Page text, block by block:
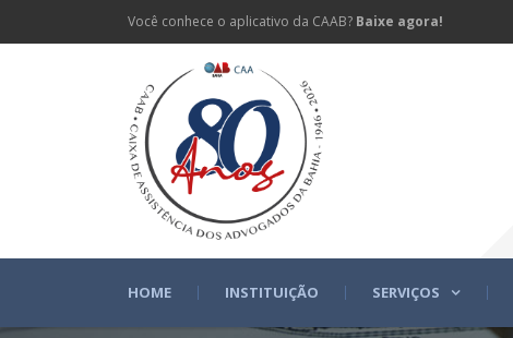
Você conhece o aplicativo da CAAB? Baixe agora!
HOME INSTITUIÇÃO SERVIÇOS